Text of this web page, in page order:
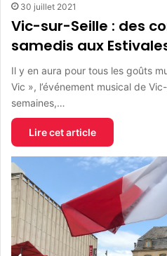
30 juillet 2021
Vic-sur-Seille : des
samedis aux
Il y en aura pour tous les goûts
Vic », l’événement musical de
semaines,…
Lire cet article